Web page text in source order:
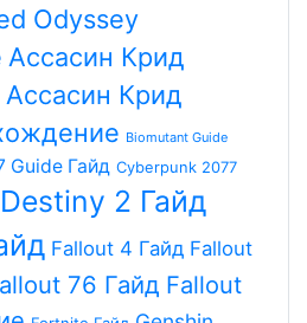
Odyssey
Aссасин Крид
Aссасин Крид
Biomutant Guide
Guide Гайд Cyberpunk 2077
Destiny 2 Гайд
Fallout 4 Гайд Fallout
76 Гайд Fallout